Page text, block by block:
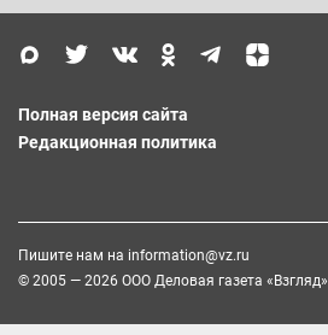
Полная версия сайта
Редакционная политика
Пишите нам на information@vz.ru
© 2005 — 2026 ООО Деловая газета «Взгляд»